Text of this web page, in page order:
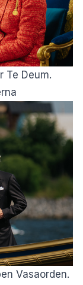
Te Deum.
Vasaorden.